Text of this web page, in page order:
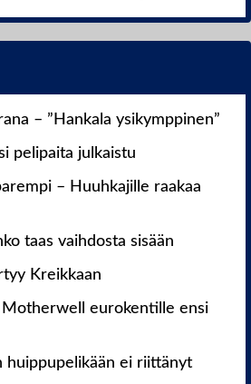
– ”Hankala ysikymppinen”
pelipaita julkaistu
– Huuhkajille raakaa
taas vaihdosta sisään
Kreikkaan
Motherwell eurokentille ensi
huippupelikään ei riittänyt